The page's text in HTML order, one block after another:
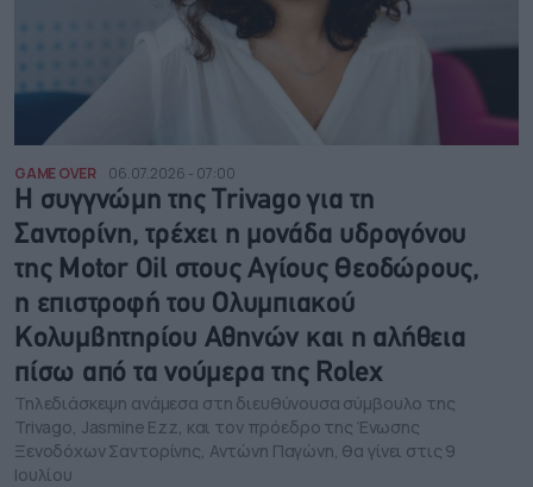
GAME OVER 06.07.2026 - 07:00
Η συγγνώμη της Trivago για τη
Σαντορίνη, τρέχει η μονάδα υδρογόνου
της Motor Oil στους Αγίους Θεοδώρους,
η επιστροφή του Ολυμπιακού
Κολυμβητηρίου Αθηνών και η αλήθεια
πίσω από τα νούμερα της Rolex
Τηλεδιάσκεψη ανάμεσα στη διευθύνουσα σύμβουλο της
Trivago, Jasmine Ezz, και τον πρόεδρο της Ένωσης
Ξενοδόχων Σαντορίνης, Αντώνη Παγώνη, θα γίνει στις 9
Ιουλίου